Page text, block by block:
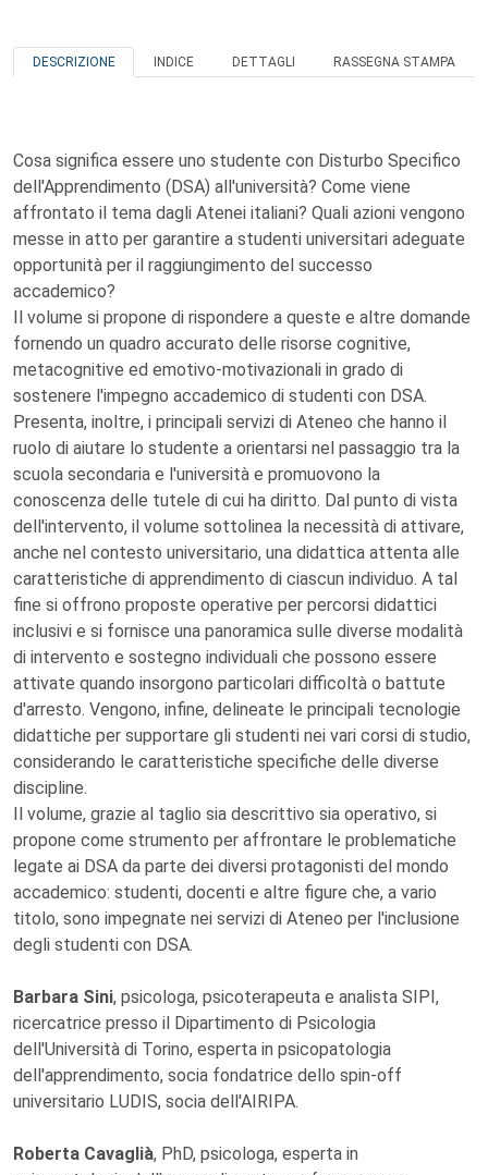
DESCRIZIONE INDICE DETTAGLI RASSEGNA STAMPA
Cosa significa essere uno studente con Disturbo Specifico
dell'Apprendimento (DSA) all'università? Come viene
affrontato il tema dagli Atenei italiani? Quali azioni vengono
messe in atto per garantire a studenti universitari adeguate
opportunità per il raggiungimento del successo
accademico?
Il volume si propone di rispondere a queste e altre domande
fornendo un quadro accurato delle risorse cognitive,
metacognitive ed emotivo-motivazionali in grado di
sostenere l'impegno accademico di studenti con DSA.
Presenta, inoltre, i principali servizi di Ateneo che hanno il
ruolo di aiutare lo studente a orientarsi nel passaggio tra la
scuola secondaria e l'università e promuovono la
conoscenza delle tutele di cui ha diritto. Dal punto di vista
dell'intervento, il volume sottolinea la necessità di attivare,
anche nel contesto universitario, una didattica attenta alle
caratteristiche di apprendimento di ciascun individuo. A tal
fine si offrono proposte operative per percorsi didattici
inclusivi e si fornisce una panoramica sulle diverse modalità
di intervento e sostegno individuali che possono essere
attivate quando insorgono particolari difficoltà o battute
d'arresto. Vengono, infine, delineate le principali tecnologie
didattiche per supportare gli studenti nei vari corsi di studio,
considerando le caratteristiche specifiche delle diverse
discipline.
Il volume, grazie al taglio sia descrittivo sia operativo, si
propone come strumento per affrontare le problematiche
legate ai DSA da parte dei diversi protagonisti del mondo
accademico: studenti, docenti e altre figure che, a vario
titolo, sono impegnate nei servizi di Ateneo per l'inclusione
degli studenti con DSA.
Barbara Sini, psicologa, psicoterapeuta e analista SIPI,
ricercatrice presso il Dipartimento di Psicologia
dell'Università di Torino, esperta in psicopatologia
dell'apprendimento, socia fondatrice dello spin-off
universitario LUDIS, socia dell'AIRIPA.
Roberta Cavaglià, PhD, psicologa, esperta in